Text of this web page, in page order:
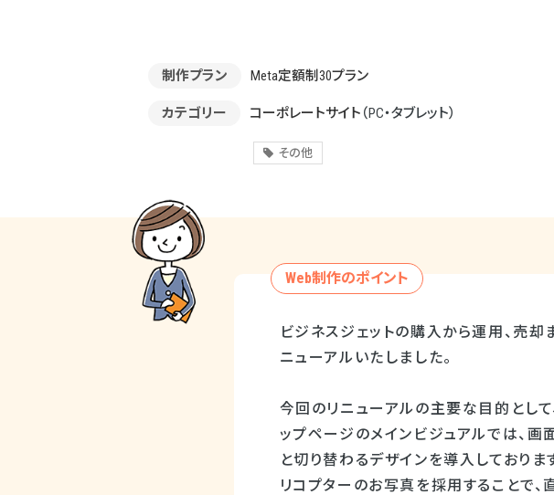
制作プラン Meta定額制30プラン
カテゴリー コーポレートサイト （PC・タブレット）
その他
Web制作のポイント
ビジネスジェットの購入から運用、売
ニューアルいたしました。
今回のリニューアルの主要な目的として
ップページのメインビジュアルでは、
と切り替わるデザインを導入しており
リコプターのお写真を採用することで